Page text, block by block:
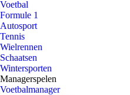
Voetbal
Formule 1
Autosport
Tennis
Wielrennen
Schaatsen
Wintersporten
Managerspelen
Voetbalmanager